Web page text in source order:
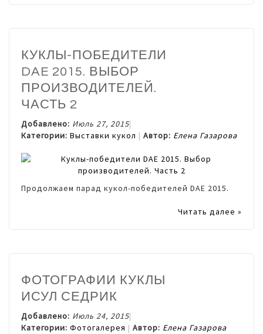
КУКЛЫ-ПОБЕДИТЕЛИ
DAE 2015. ВЫБОР
ПРОИЗВОДИТЕЛЕЙ.
ЧАСТЬ 2
Добавлено: Июль 27, 2015
Категории: Выставки кукол Автор: Елена Газарова
Продолжаем парад кукол-победителей DAE 2015.
Читать далее »
ФОТОГРАФИИ КУКЛЫ
ИСУЛ СЕДРИК
Добавлено: Июль 24, 2015
Категории: Фотогалерея Автор: Елена Газарова